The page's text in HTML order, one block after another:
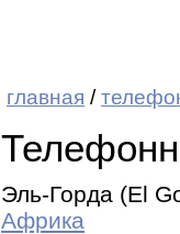
главная /
Эль-Горда (El
Африка